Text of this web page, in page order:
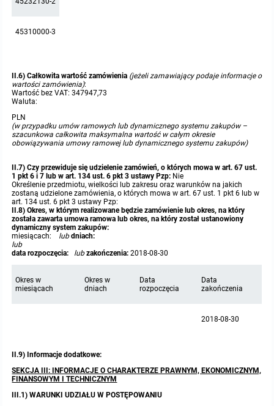
45310000-3
II.6) Całkowita wartość zamówienia (jeżeli zamawiający podaje informacje o
wartości zamówienia):
Wartość bez VAT: 347947,73
Waluta:
PLN
(w przypadku umów ramowych lub dynamicznego systemu zakupów –
szacunkowa całkowita maksymalna wartość w całym okresie
obowiązywania umowy ramowej lub dynamicznego systemu zakupów)
II.7) Czy przewiduje się udzielenie zamówień, o których mowa w art. 67 ust.
1 pkt 6 i 7 lub w art. 134 ust. 6 pkt 3 ustawy Pzp: Nie
Określenie przedmiotu, wielkości lub zakresu oraz warunków na jakich
zostaną udzielone zamówienia, o których mowa w art. 67 ust. 1 pkt 6 lub w
art. 134 ust. 6 pkt 3 ustawy Pzp:
II.8) Okres, w którym realizowane będzie zamówienie lub okres, na który
została zawarta umowa ramowa lub okres, na który został ustanowiony
dynamiczny system zakupów:
miesiącach:
lubdniach:
lub
data rozpoczęcia:
lubzakończenia:2018-08-30
Okres w
miesiącach
Okres w
dniach
Data
rozpoczęcia
Data
zakończenia
2018-08-30
II.9) Informacje dodatkowe:
SEKCJA III: INFORMACJE O CHARAKTERZE PRAWNYM, EKONOMICZNYM,
FINANSOWYM I TECHNICZNYM
III.1) WARUNKI UDZIAŁU W POSTĘPOWANIU